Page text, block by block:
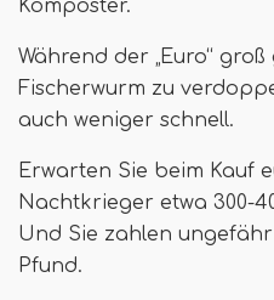
Komposter.
Während der „Euro“
Fischerwurm zu
auch weniger schnell.
Erwarten Sie beim Kauf
Nachtkrieger etwa 300-
Und Sie zahlen
Pfund.